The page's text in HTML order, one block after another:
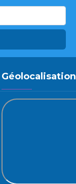
Géolocalisation